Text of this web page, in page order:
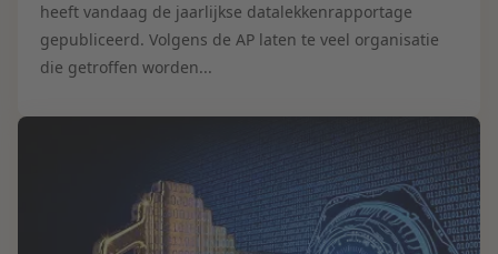
heeft vandaag de jaarlijkse datalekkenrapportage
gepubliceerd. Volgens de AP laten te veel organisatie
die getroffen worden...